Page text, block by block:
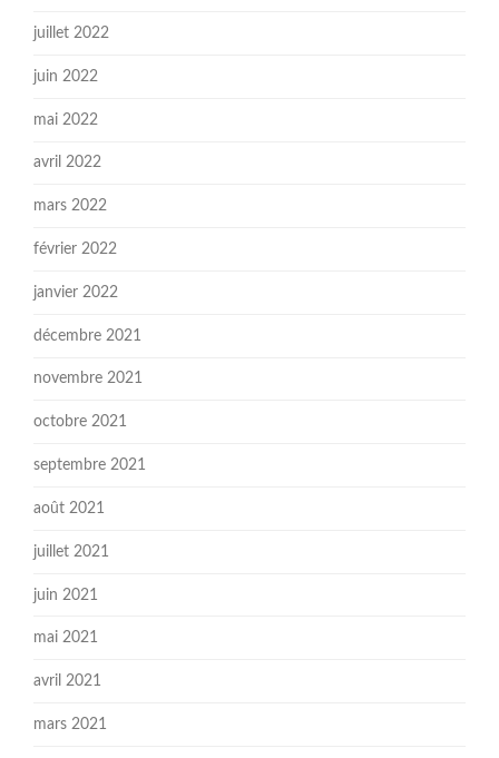
juillet 2022
juin 2022
mai 2022
avril 2022
mars 2022
février 2022
janvier 2022
décembre 2021
novembre 2021
octobre 2021
septembre 2021
août 2021
juillet 2021
juin 2021
mai 2021
avril 2021
mars 2021